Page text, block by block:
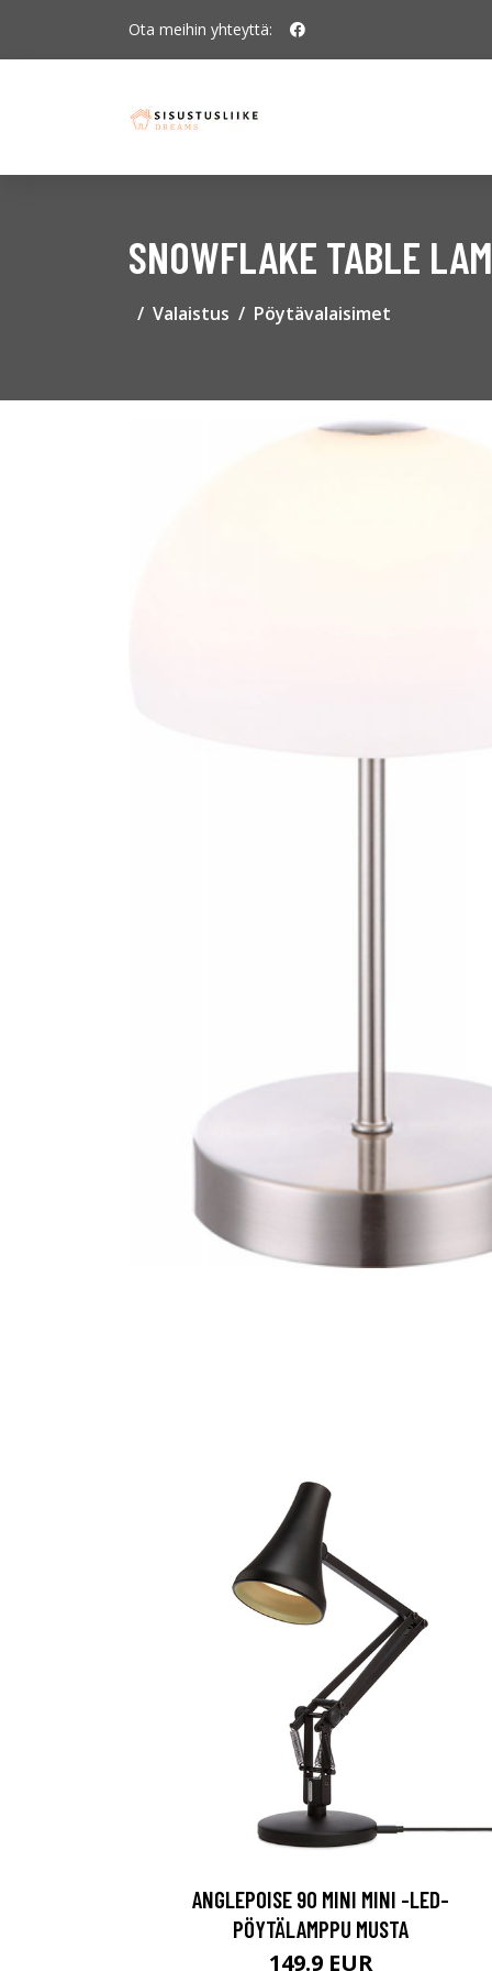
Ota meihin yhteyttä:
SNOWFLAKE TABLE
Valaistus Pöytävalaisimet
ANGLEPOISE 90 MINI MINI -LED-
PÖYTÄLAMPPU MUSTA
149.9 EUR